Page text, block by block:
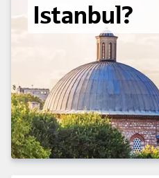
Istanbul?